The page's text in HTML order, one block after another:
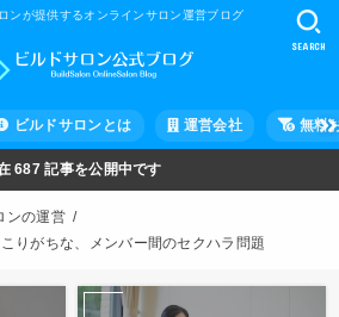
ンが提供するオンラインサロン運営ブログ
ビルドサロンとは 運営会社 無料
SEARCH
687 記事を公開中です
ンの運営
りがちな、メンバー間のセクハラ問題